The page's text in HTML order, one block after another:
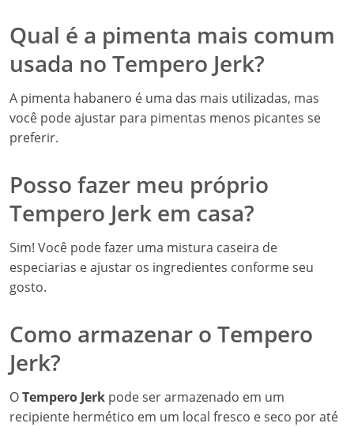
Qual é a pimenta mais comum
usada no Tempero Jerk?
A pimenta habanero é uma das mais utilizadas, mas
você pode ajustar para pimentas menos picantes se
preferir.
Posso fazer meu próprio
Tempero Jerk em casa?
Sim! Você pode fazer uma mistura caseira de
especiarias e ajustar os ingredientes conforme seu
gosto.
Como armazenar o Tempero
Jerk?
OTempero Jerk pode ser armazenado em um
recipiente hermético em um local fresco e seco por até